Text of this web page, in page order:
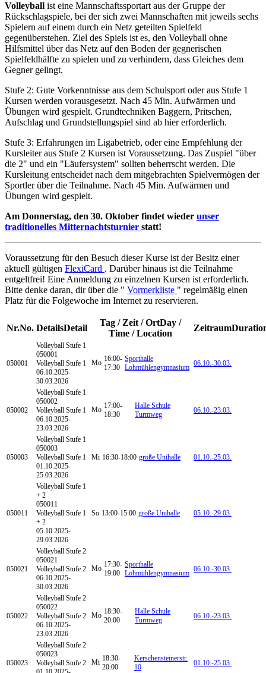
Volleyball ist eine Mannschaftssportart aus der Gruppe der
Rückschlagspiele, bei der sich zwei Mannschaften mit jeweils sechs
Spielern auf einem durch ein Netz geteilten Spielfeld
gegenüberstehen. Ziel des Spiels ist es, den Volleyball ohne
Hilfsmittel über das Netz auf den Boden der gegnerischen
Spielfeldhälfte zu spielen und zu verhindern, dass Gleiches dem
Gegner gelingt.
Stufe 2: Gute Vorkenntnisse aus dem Schulsport oder aus Stufe 1
Kursen werden vorausgesetzt. Nach 45 Min. Aufwärmen und
Übungen wird gespielt. Grundtechniken Baggern, Pritschen,
Aufschlag und Grundstellungspiel sind ab hier erforderlich.
Stufe 3: Erfahrungen im Ligabetrieb, oder eine Empfehlung der
Kursleiter aus Stufe 2 Kursen ist Voraussetzung. Das Zuspiel "über
die 2" und ein "Läufersystem" sollten beherrscht werden. Die
Kursleitung entscheidet nach dem mitgebrachten Spielvermögen der
Sportler über die Teilnahme. Nach 45 Min. Aufwärmen und
Übungen wird gespielt.
Am Donnerstag, den 30. Oktober findet wieder unser
traditionelles Mitternachtsturnier statt!
Voraussetzung für den Besuch dieser Kurse ist der Besitz einer
aktuell gültigen FlexiCard . Darüber hinaus ist die Teilnahme
entgeltfrei! Eine Anmeldung zu einzelnen Kursen ist erforderlich.
Bitte denke daran, dir über die " Vormerkliste " regelmäßig einen
Platz für die Folgewoche im Internet zu reservieren.
Nr.No. DetailsDetail
Tag / Zeit / OrtDay /
Time / Location
Zeitraum
050001
Volleyball Stufe 1
050001
Volleyball Stufe 1
06.10.2025-
30.03.2026
Mo 16:00-
17:30
Sporthalle
Lohmühlengymnasium 06.10.-30.03.
050002
Volleyball Stufe 1
050002
Volleyball Stufe 1
06.10.2025-
23.03.2026
Mo 17:00-
18:30
Halle Schule
Turmweg
06.10.-23.03.
050003
Volleyball Stufe 1
050003
Volleyball Stufe 1
01.10.2025-
25.03.2026
Mi 16:30-18:00 große Unihalle 01.10.-25.03.
050011
Volleyball Stufe 1
+ 2
050011
Volleyball Stufe 1
+ 2
05.10.2025-
29.03.2026
So 13:00-15:00 große Unihalle 05.10.-29.03.
050021
Volleyball Stufe 2
050021
Volleyball Stufe 2
06.10.2025-
30.03.2026
Mo 17:30-
19:00
Sporthalle
Lohmühlengymnasium 06.10.-30.03.
050022
Volleyball Stufe 2
050022
Volleyball Stufe 2
06.10.2025-
23.03.2026
Mo 18:30-
20:00
Halle Schule
Turmweg
06.10.-23.03.
050023
Volleyball Stufe 2
050023
Volleyball Stufe 2
Mi 18:30-
20:00
Kerschensteinerstr.
10
01.10.-25.03.